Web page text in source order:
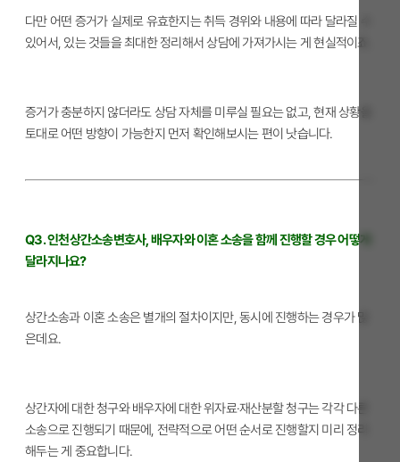
다만 어떤 증거가 실제로 유효한지는 취득 경위와 내용에 따라 달라질 수
있어서, 있는 것들을 최대한 정리해서 상담에 가져가시는 게 현실적이죠.
증거가 충분하지 않더라도 상담 자체를 미루실 필요는 없고, 현재 상황을
토대로 어떤 방향이 가능한지 먼저 확인해보시는 편이 낫습니다.
Q3. 인천상간소송변호사, 배우자와 이혼 소송을 함께 진행할 경우 어떻게
달라지나요?
상간소송과 이혼 소송은 별개의 절차이지만, 동시에 진행하는 경우가 많
은데요.
상간자에 대한 청구와 배우자에 대한 위자료·재산분할 청구는 각각 다른
소송으로 진행되기 때문에, 전략적으로 어떤 순서로 진행할지 미리 정리
해두는 게 중요합니다.